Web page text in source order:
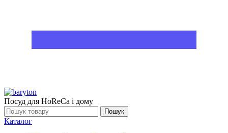
Посуд для HoReCa і дому
Пошук
Каталог